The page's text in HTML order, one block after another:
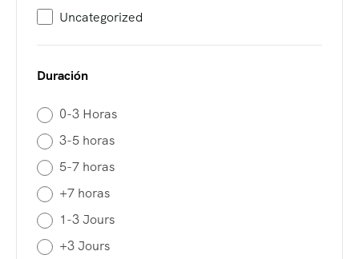
Uncategorized
Duración
0-3 Horas
3-5 horas
5-7 horas
+7 horas
1-3 Jours
+3 Jours